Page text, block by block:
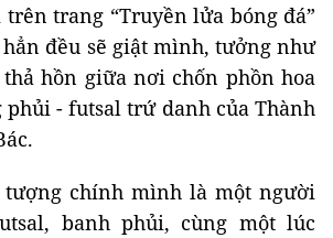
trang “Truyền lửa bóng đá”
hẳn đều sẽ giật mình, tưởng như
hồn giữa nơi chốn phồn hoa
phủi - futsal trứ danh của Thành
chính mình là một người
banh phủi, cùng một lúc